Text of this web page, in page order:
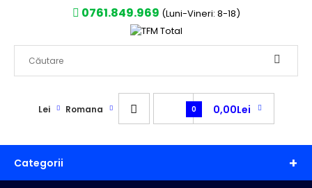
0761.849.969 (Luni-Vineri: 8-18)
Lei Romana 0 0,00Lei
Categorii